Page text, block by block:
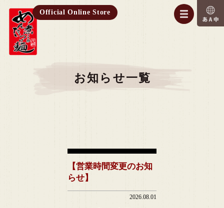
Official Online Store
お知らせ一覧
【営業時間変更のお知
らせ】
2026.08.01